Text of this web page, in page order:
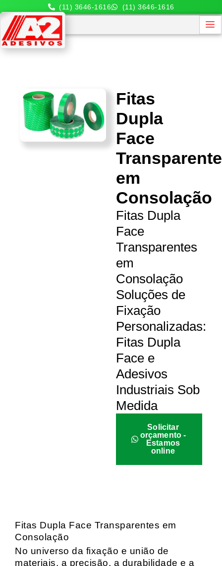
(11) 3646-1616 (11) 3646-1616
Fitas
Dupla
Face
em
Consolação
Fitas Dupla
Face
Transparentes
em
Consolação
Soluções de
Fixação
Personalizadas:
Fitas Dupla
Face e
Adesivos
Industriais Sob
Medida
Solicitar
orçamento -
Estamos
online
Fitas Dupla Face Transparentes em
Consolação
No universo da fixação e união de
materiais, a precisão, a durabilidade e a